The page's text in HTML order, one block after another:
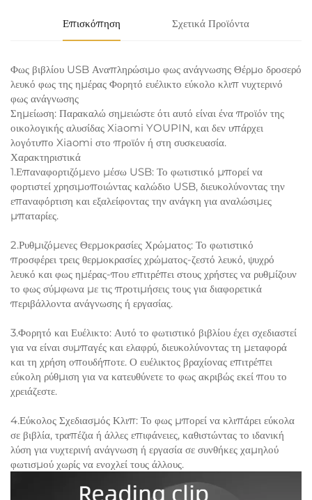
Επισκόπηση Σχετικά Προϊόντα
Φως βιβλίου USB Αναπληρώσιμο φως ανάγνωσης Θέρμο δροσερό
λευκό φως της ημέρας Φορητό ευέλικτο εύκολο κλιπ νυχτερινό
φως ανάγνωσης
Σημείωση: Παρακαλώ σημειώστε ότι αυτό είναι ένα προϊόν της
οικολογικής αλυσίδας Xiaomi YOUPIN, και δεν υπάρχει
λογότυπο Xiaomi στο προϊόν ή στη συσκευασία.
Χαρακτηριστικά
1.Επαναφορτιζόμενο μέσω USB: Το φωτιστικό μπορεί να
φορτιστεί χρησιμοποιώντας καλώδιο USB, διευκολύνοντας την
επαναφόρτιση και εξαλείφοντας την ανάγκη για αναλώσιμες
μπαταρίες.
2.Ρυθμιζόμενες Θερμοκρασίες Χρώματος: Το φωτιστικό
προσφέρει τρεις θερμοκρασίες χρώματος-ζεστό λευκό, ψυχρό
λευκό και φως ημέρας-που επιτρέπει στους χρήστες να ρυθμίζουν
το φως σύμφωνα με τις προτιμήσεις τους για διαφορετικά
περιβάλλοντα ανάγνωσης ή εργασίας.
3.Φορητό και Ευέλικτο: Αυτό το φωτιστικό βιβλίου έχει σχεδιαστεί
για να είναι συμπαγές και ελαφρύ, διευκολύνοντας τη μεταφορά
και τη χρήση οπουδήποτε. Ο ευέλικτος βραχίονας επιτρέπει
εύκολη ρύθμιση για να κατευθύνετε το φως ακριβώς εκεί που το
χρειάζεστε.
4.Εύκολος Σχεδιασμός Κλιπ: Το φως μπορεί να κλιπάρει εύκολα
σε βιβλία, τραπέζια ή άλλες επιφάνειες, καθιστώντας το ιδανική
λύση για νυχτερινή ανάγνωση ή εργασία σε συνθήκες χαμηλού
φωτισμού χωρίς να ενοχλεί τους άλλους.